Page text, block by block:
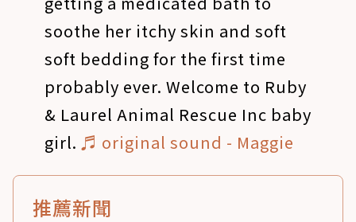
soothe her itchy skin and soft
soft bedding for the first time
probably ever. Welcome to Ruby
& Laurel Animal Rescue Inc baby
girl. ♬ original sound - Maggie
推薦新聞